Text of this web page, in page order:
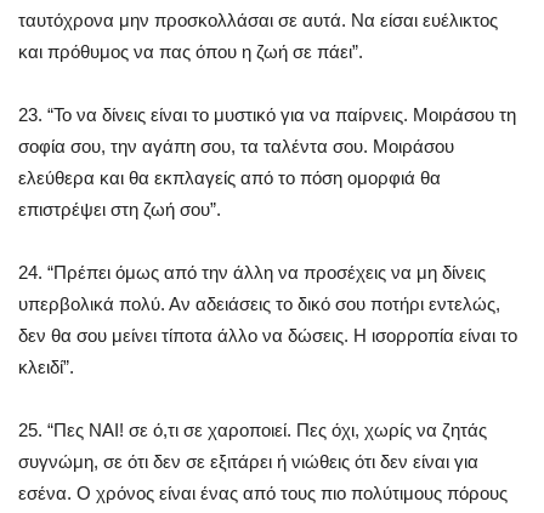
ταυτόχρονα μην προσκολλάσαι σε αυτά. Να είσαι ευέλικτος
και πρόθυμος να πας όπου η ζωή σε πάει”.
23. “Το να δίνεις είναι το μυστικό για να παίρνεις. Μοιράσου τη
σοφία σου, την αγάπη σου, τα ταλέντα σου. Μοιράσου
ελεύθερα και θα εκπλαγείς από το πόση ομορφιά θα
επιστρέψει στη ζωή σου”.
24. “Πρέπει όμως από την άλλη να προσέχεις να μη δίνεις
υπερβολικά πολύ. Αν αδειάσεις το δικό σου ποτήρι εντελώς,
δεν θα σου μείνει τίποτα άλλο να δώσεις. Η ισορροπία είναι το
κλειδί”.
25. “Πες ΝΑΙ! σε ό,τι σε χαροποιεί. Πες όχι, χωρίς να ζητάς
συγνώμη, σε ότι δεν σε εξιτάρει ή νιώθεις ότι δεν είναι για
εσένα. Ο χρόνος είναι ένας από τους πιο πολύτιμους πόρους